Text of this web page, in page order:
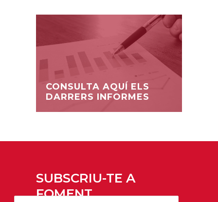
CONSULTA AQUÍ ELS
DARRERS INFORMES
SUBSCRIU-TE A
FOMENT